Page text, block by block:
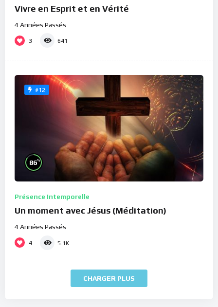
Vivre en Esprit et en Vérité
4 Années Passés
3 641
#12
86%
Présence Intemporelle
Un moment avec Jésus (Méditation)
4 Années Passés
4 5.1K
CHARGER PLUS